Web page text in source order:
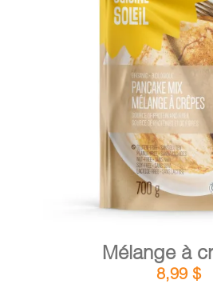
AJOUTER AU PANIER
Mélange à
8,99 $